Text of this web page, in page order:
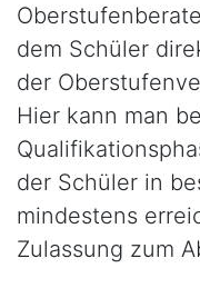
dem Schüler
der
Hier kann man
der Schüler in
mindestens
Zulassung zum